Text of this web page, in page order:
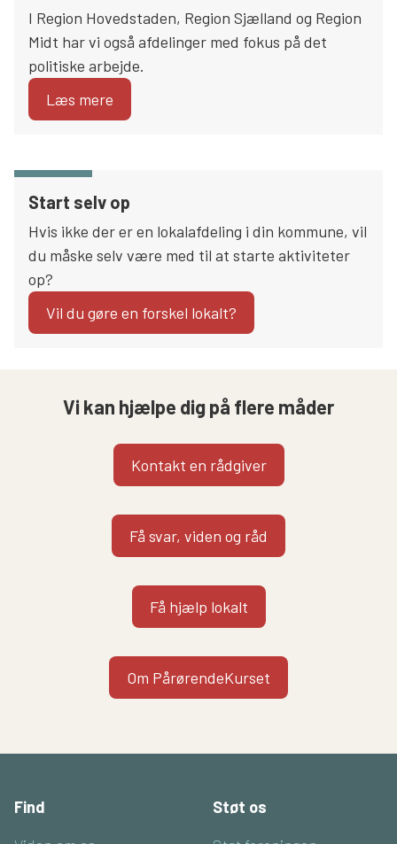
I Region Hovedstaden, Region Sjælland og Region
Midt har vi også afdelinger med fokus på det
politiske arbejde.
Læs mere
Start selv op
Hvis ikke der er en lokalafdeling i din kommune, vil
du måske selv være med til at starte aktiviteter
op?
Vil du gøre en forskel lokalt?
Vi kan hjælpe dig på flere måder
Kontakt en rådgiver
Få svar, viden og råd
Få hjælp lokalt
Om PårørendeKurset
Find
Støt os